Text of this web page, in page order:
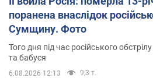
поранена внаслідок
Сумщину. Фото
Того дня під час російського
та бабуся
6.08.2026 12:13 9,3 т.